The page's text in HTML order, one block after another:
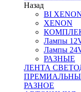
Назад
BI
XENON
Лампы
Лампы
РАЗНЫЕ
ЛЕНТА
РАЗНОЕ